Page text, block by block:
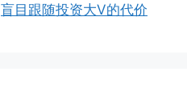
盲目跟随投资大V的代价